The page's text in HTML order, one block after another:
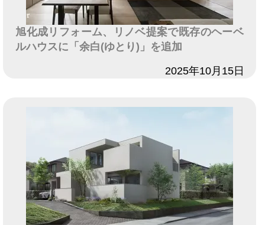
旭化成リフォーム、リノベ提案で既存のヘーベ
ルハウスに「余白(ゆとり)」を追加
2025年10月15日